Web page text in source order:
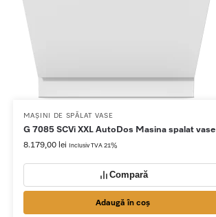
MAȘINI DE SPĂLAT VASE
G 7085 SCVi XXL AutoDos Masina spalat vase
8.179,00 lei Inclusiv TVA 21%
Compară
Adaugă în coș